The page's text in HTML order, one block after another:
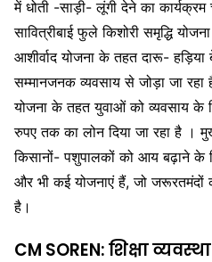
में धोती -साड़ी- लूंगी देने का
सावित्रीबाई फुले किशोरी समृद्धि
आशीर्वाद योजना के तहत दारू-
सम्मानजनक व्यवसाय से जोड़ा जा
योजना के तहत युवाओं को व्यवसाय के
रुपए तक का लोन दिया जा रहा है ।
किसानों- पशुपालकों को आय बढ़ाने के
और भी कई योजनाएं हैं, जो जरूरतमंदों
है।
CM SOREN: शिक्षा